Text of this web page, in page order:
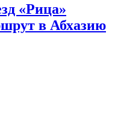
«Рица»
в Абхазию